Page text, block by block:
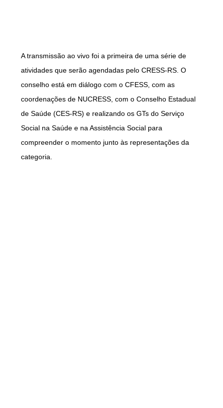
A transmissão ao vivo foi a primeira de uma série de
atividades que serão agendadas pelo CRESS-RS. O
conselho está em diálogo com o CFESS, com as
coordenações de NUCRESS, com o Conselho Estadual
de Saúde (CES-RS) e realizando os GTs do Serviço
Social na Saúde e na Assistência Social para
compreender o momento junto às representações da
categoria.